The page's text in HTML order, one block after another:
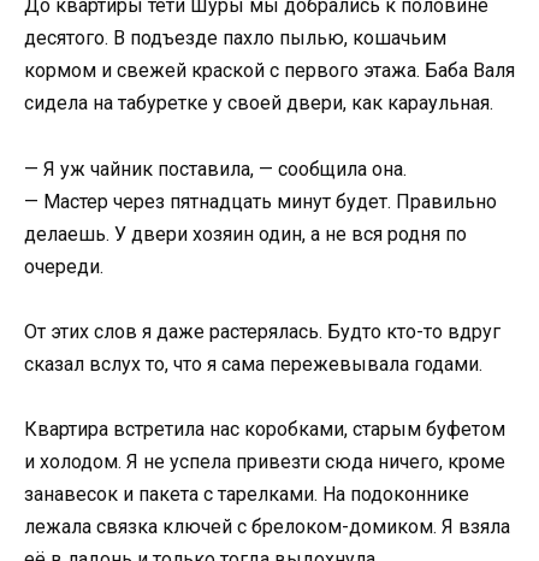
До квартиры тёти Шуры мы добрались к половине
десятого. В подъезде пахло пылью, кошачьим
кормом и свежей краской с первого этажа. Баба Валя
сидела на табуретке у своей двери, как караульная.
— Я уж чайник поставила, — сообщила она.
— Мастер через пятнадцать минут будет. Правильно
делаешь. У двери хозяин один, а не вся родня по
очереди.
От этих слов я даже растерялась. Будто кто-то вдруг
сказал вслух то, что я сама пережевывала годами.
Квартира встретила нас коробками, старым буфетом
и холодом. Я не успела привезти сюда ничего, кроме
занавесок и пакета с тарелками. На подоконнике
лежала связка ключей с брелоком-домиком. Я взяла